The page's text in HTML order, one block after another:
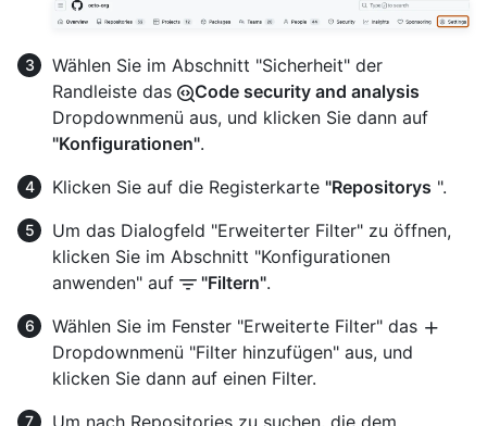
Wählen Sie im Abschnitt "Sicherheit" der
Randleiste das
Code security and analysis
Dropdownmenü aus, und klicken Sie dann auf
"Konfigurationen".
Klicken Sie auf die Registerkarte "Repositorys ".
Um das Dialogfeld "Erweiterter Filter" zu öffnen,
klicken Sie im Abschnitt "Konfigurationen
anwenden" auf
"Filtern".
Wählen Sie im Fenster "Erweiterte Filter" das
Dropdownmenü "Filter hinzufügen" aus, und
klicken Sie dann auf einen Filter.
Um nach Repositories zu suchen, die dem